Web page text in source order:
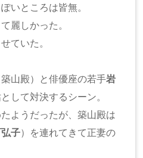
いところは皆無。
麗しかった。
ていた。
築山殿）と俳優座の若手岩
して対決するシーン。
ようだったが、築山殿は
子）を連れてきて正妻の